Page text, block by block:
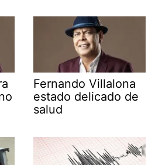
Fernando Villalona
estado delicado de
salud